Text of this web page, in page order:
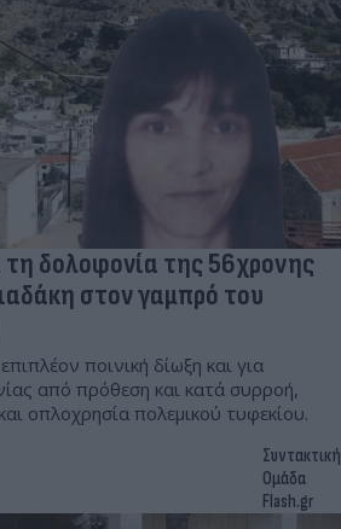
τη δολοφονία της 56χρονης
στον γαμπρό του
ποινική δίωξη και για
από πρόθεση και κατά συρροή,
οπλοχρησία πολεμικού τυφεκίου.
Συντακτική
Ομάδα
Flash.gr